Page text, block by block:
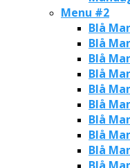
Menu #2
Blå
Blå
Blå
Blå
Blå
Blå
Blå
Blå
Blå